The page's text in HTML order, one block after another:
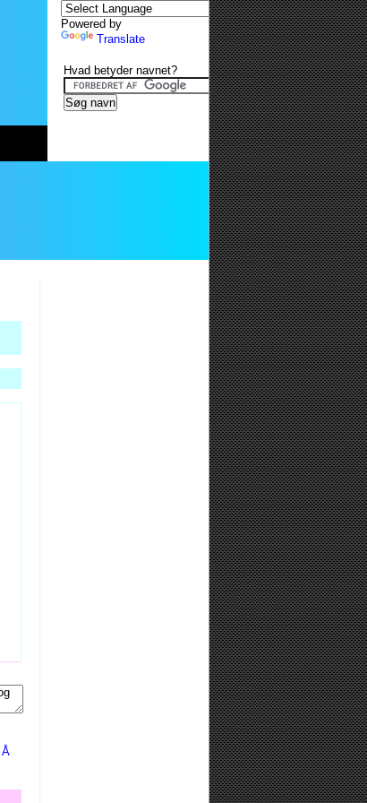
Å
Powered by
Translate
Hvad betyder navnet?